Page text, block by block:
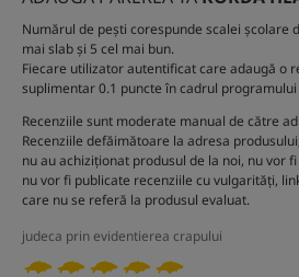
Numărul de pești corespunde scalei școlare
mai slab și 5 cel mai bun.
Fiecare utilizator autentificat care adaugă o
suplimentar 0.1 puncte în cadrul
Recenziile sunt moderate manual de către
Recenziile defăimătoare la adresa
nu au achiziționat produsul de la noi, nu vor
nu vor fi publicate recenziile cu vulgarități,
care nu se referă la produsul evaluat.
judeca prin evidentierea crapului